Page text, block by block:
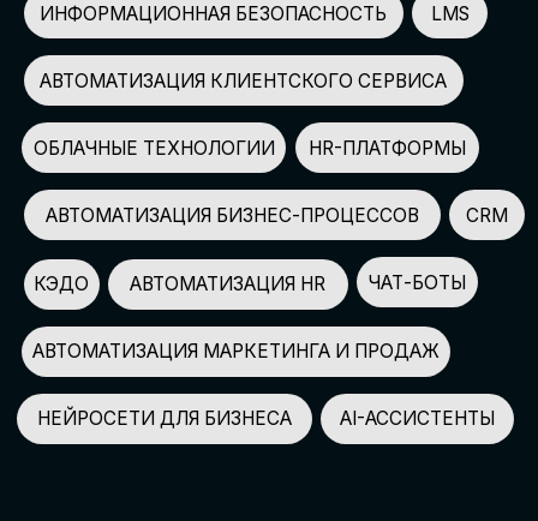
СПИКЕРОВ
150+
ПАРТНЕРОВ
100+
УЧАСТНИКОВ
2500+
GLOBAL TECH FORUM –